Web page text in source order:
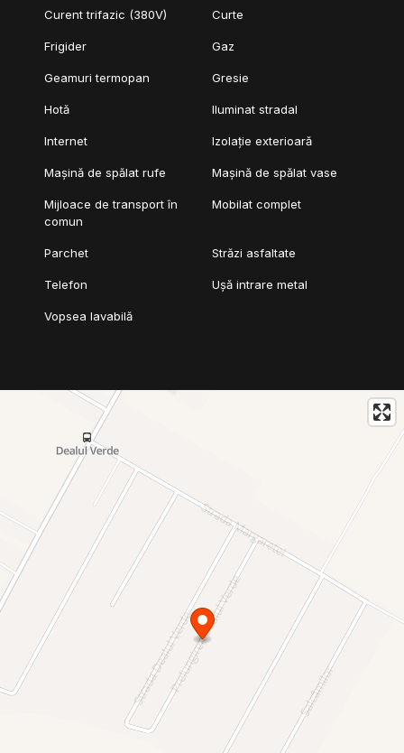
Curent trifazic (380V) Curte
Frigider Gaz
Geamuri termopan Gresie
Hotă Iluminat stradal
Internet Izolație exterioară
Mașină de spălat rufe Mașină de spălat vase
Mijloace de transport în
comun
Mobilat complet
Parchet Străzi asfaltate
Telefon Ușă intrare metal
Vopsea lavabilă